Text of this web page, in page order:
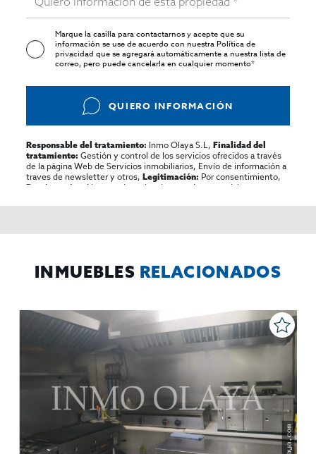
Marque la casilla para contactarnos y acepte que su
información se use de acuerdo con nuestraPolítica de
privacidadque se agregará automáticamente a nuestra lista de
correo, pero puede cancelarla en cualquier momento*
QUIERO INFORMACIÓN
Responsable del tratamiento: Inmo Olaya S.L,Finalidad del
tratamiento: Gestión y control de los servicios ofrecidos a través
de la página Web de Servicios inmobiliarios, Envío de información a
traves de newsletter y otros,Legitimación: Por consentimiento,
Destinatarios:
No se cederan los datos, salvo para elaborar
rectificar y suprimir los datos, solicitar la portabilidad de los
INMUEBLES RELACIONADOS